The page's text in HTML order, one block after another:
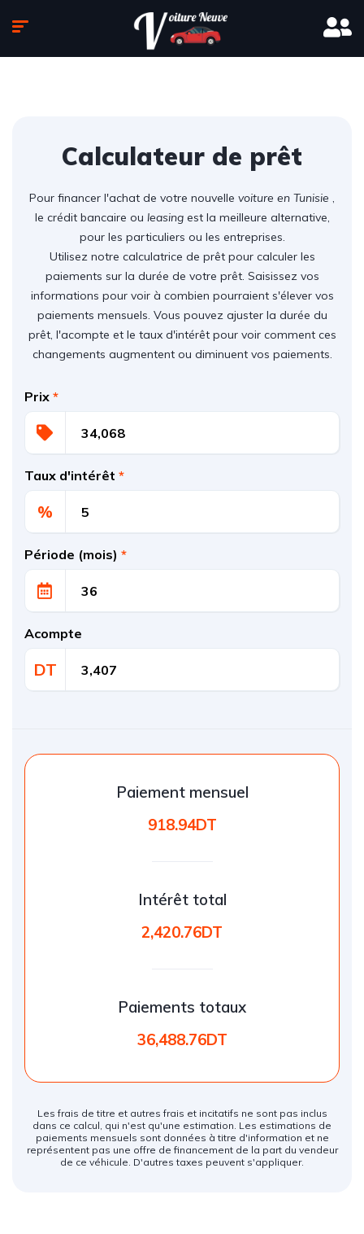
Calculateur de prêt
Pour financer l'achat de votre nouvelle voiture en Tunisie ,
le crédit bancaire ou leasingest la meilleure alternative,
pour les particuliers ou les entreprises.
Utilisez notre calculatrice de prêt pour calculer les
paiements sur la durée de votre prêt. Saisissez vos
informations pour voir à combien pourraient s'élever vos
paiements mensuels. Vous pouvez ajuster la durée du
prêt, l'acompte et le taux d'intérêt pour voir comment ces
changements augmentent ou diminuent vos paiements.
Prix *
Taux d'intérêt *
%
Période (mois) *
Acompte
DT
Paiement mensuel
918.94DT
Intérêt total
2,420.76DT
Paiements totaux
36,488.76DT
Les frais de titre et autres frais et incitatifs ne sont pas inclus
dans ce calcul, qui n'est qu'une estimation. Les estimations de
paiements mensuels sont données à titre d'information et ne
représentent pas une offre de financement de la part du vendeur
de ce véhicule. D'autres taxes peuvent s'appliquer.